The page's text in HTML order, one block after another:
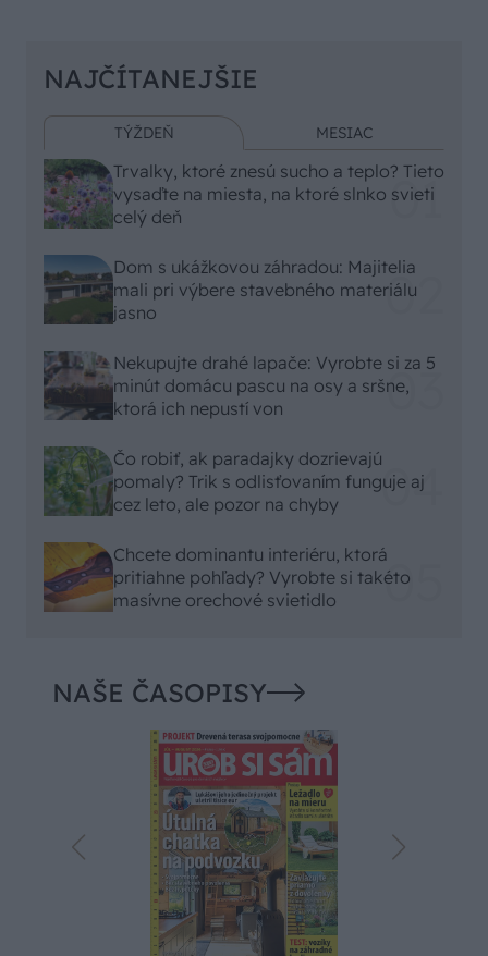
NAJČÍTANEJŠIE
TÝŽDEŇ MESIAC
Trvalky, ktoré znesú sucho a teplo? Tieto
vysaďte na miesta, na ktoré slnko svieti
celý deň
Dom s ukážkovou záhradou: Majitelia
mali pri výbere stavebného materiálu
jasno
Nekupujte drahé lapače: Vyrobte si za 5
minút domácu pascu na osy a sršne,
ktorá ich nepustí von
Čo robiť, ak paradajky dozrievajú
pomaly? Trik s odlisťovaním funguje aj
cez leto, ale pozor na chyby
Chcete dominantu interiéru, ktorá
pritiahne pohľady? Vyrobte si takéto
masívne orechové svietidlo
NAŠE ČASOPISY